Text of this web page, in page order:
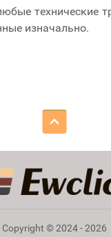
технические
изначально.
Copyright © 2024 - 2026